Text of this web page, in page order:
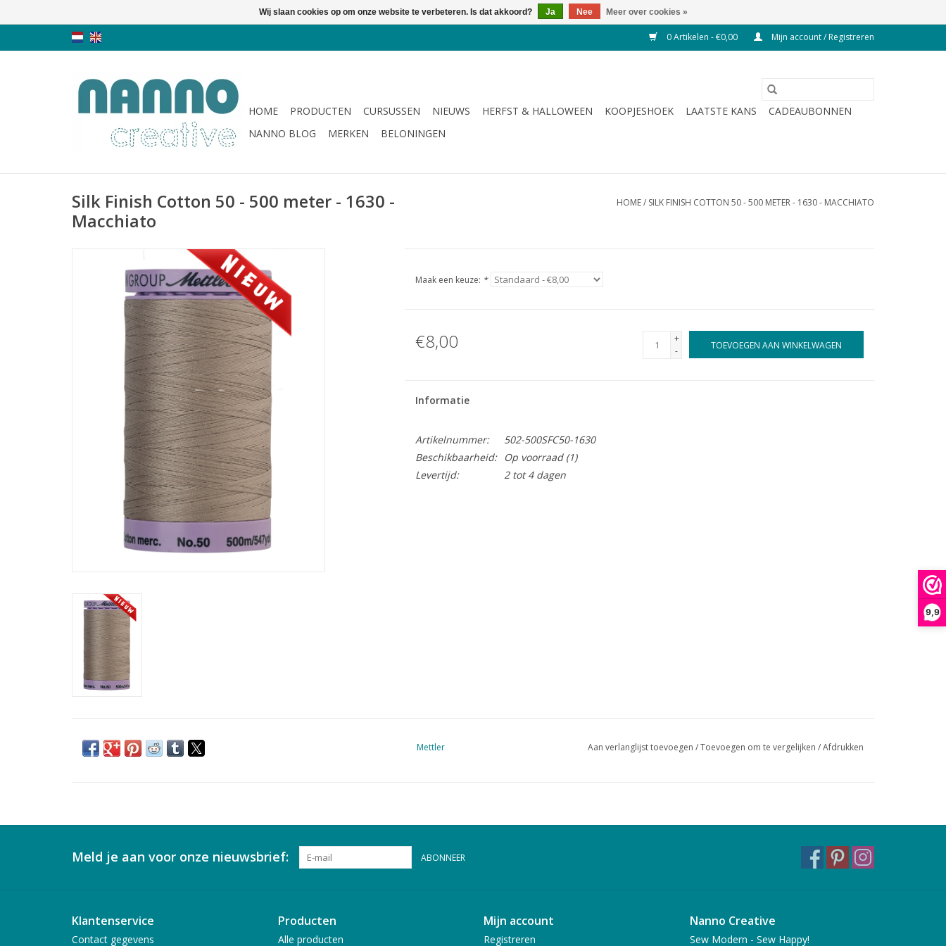
9,9
0 Artikelen - €0,00 Mijn account / Registreren
HOME PRODUCTEN CURSUSSEN NIEUWS HERFST & HALLOWEEN KOOPJESHOEK LAATSTE KANS
CADEAUBONNEN
NANNO BLOG
MERKEN BELONINGEN
Silk Finish Cotton 50 - 500 meter - 1630 -
Macchiato
HOME/ SILK FINISH COTTON 50 - 500 METER - 1630 - MACCHIATO
Maak een keuze: *
€8,00
+
-
TOEVOEGEN AAN WINKELWAGEN
Informatie
Artikelnummer:
502-500SFC50-1630
Beschikbaarheid:
Op voorraad(1)
Levertijd:
2 tot 4 dagen
Mettler Aan verlanglijst toevoegen /Toevoegen om te vergelijken /Afdrukken
Meld je aan voor onze nieuwsbrief: ABONNEER
Klantenservice
Contact gegevens
Producten
Alle producten
Mijn account
Registreren
Nanno Creative
Sew Modern - Sew Happy!
Wij slaan cookies op om onze website te verbeteren. Is dat akkoord? Ja Nee Meer over cookies »